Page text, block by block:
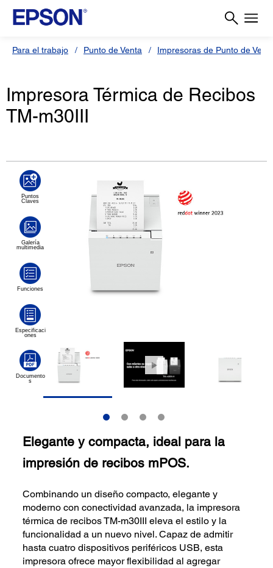
Para el trabajo Punto de Venta Impresoras de Punto de
Impresora Térmica de Recibos
TM-m30III
Elegante y compacta, ideal para la
impresión de recibos mPOS.
Combinando un diseño compacto, elegante y
moderno con conectividad avanzada, la impresora
térmica de recibos TM-m30III eleva el estilo y la
funcionalidad a un nuevo nivel. Capaz de admitir
hasta cuatro dispositivos periféricos USB, esta
impresora ofrece mayor flexibilidad al agregar